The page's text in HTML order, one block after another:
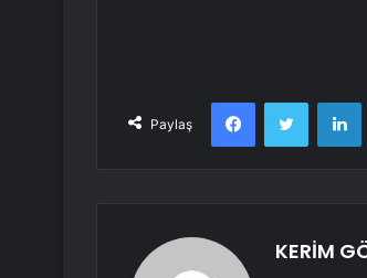
Paylaş
FacebookTwitter
KERİM